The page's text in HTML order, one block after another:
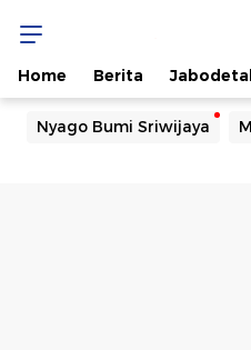
Home Berita
Nyago Bumi Sriwijaya